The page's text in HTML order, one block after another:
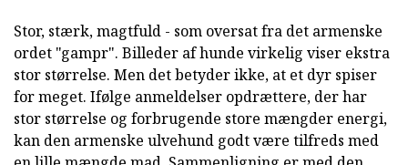
Stor, stærk, magtfuld - som oversat fra det armenske
ordet "gampr". Billeder af hunde virkelig viser ekstra
stor størrelse. Men det betyder ikke, at et dyr spiser
for meget. Ifølge anmeldelser opdrættere, der har
stor størrelse og forbrugende store mængder energi,
kan den armenske ulvehund godt være tilfreds med